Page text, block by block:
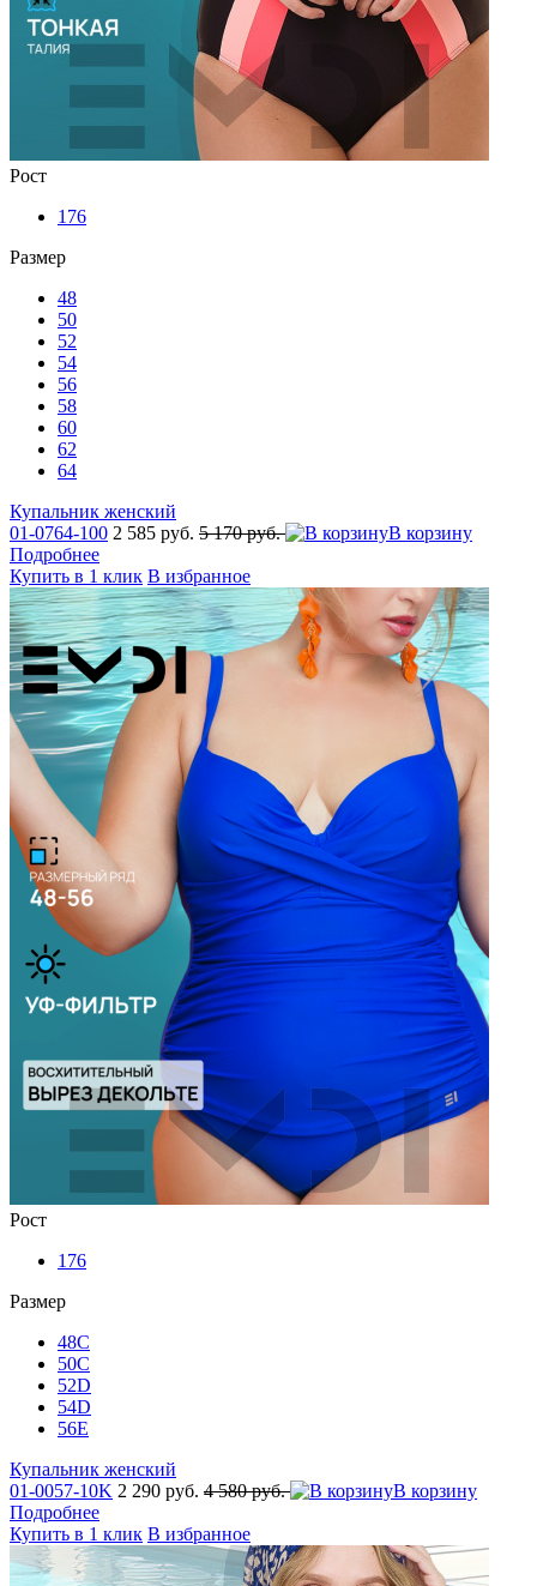
Рост
176
Размер
48
50
52
54
56
58
60
62
64
Купальник женский
01-0764-100 2 585 руб. 5 170 руб.
В корзину
Подробнее
Купить в 1 клик В избранное
Рост
176
Размер
48C
50C
52D
54D
56E
Купальник женский
01-0057-10K 2 290 руб. 4 580 руб.
В корзину
Подробнее
Купить в 1 клик В избранное